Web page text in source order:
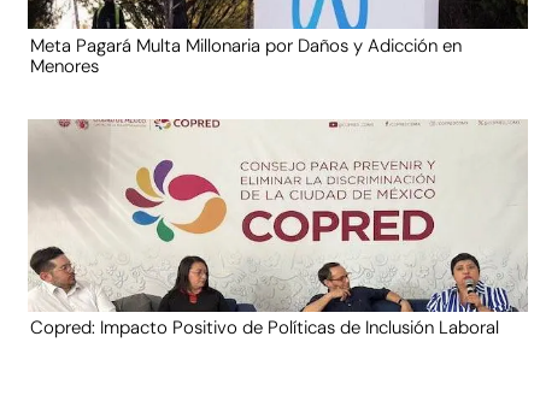
Meta Pagará Multa Millonaria por Daños y Adicción en
Menores
Copred: Impacto Positivo de Políticas de Inclusión Laboral